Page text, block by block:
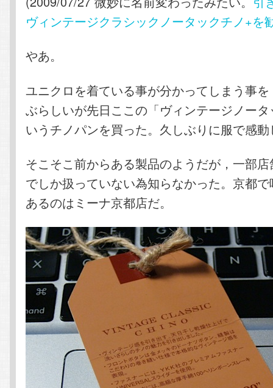
ヴィンテージクラシックノータックチノ+を
やあ。
ユニクロを着ている事が分かってしまう事
ぶらしいが先日ここの「ヴィンテージノー
いうチノパンを買った。久しぶりに服で感
そこそこ前からある製品のようだが，一部
でしか扱っていない為知らなかった。京都
あるのはミーナ京都店だ。